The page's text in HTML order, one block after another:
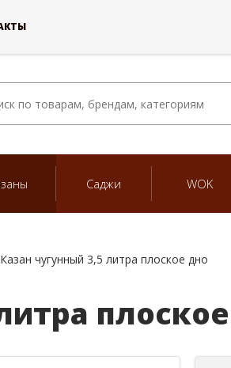
Саджи WOK
Казан чугунный 3,5 литра плоское дно